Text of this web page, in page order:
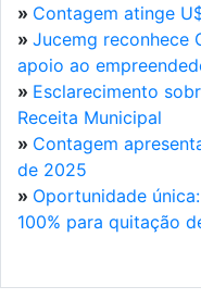
» Contagem atinge
» Jucemg reconhece
apoio ao
» Esclarecimento
Receita Municipal
» Contagem
de 2025
» Oportunidade
100% para quitação